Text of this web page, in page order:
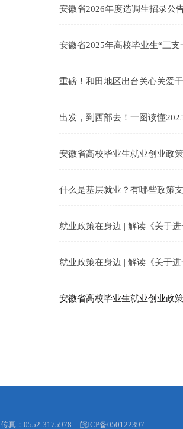
安徽省2026年度选调生招录公
安徽省2025年高校毕业生“三
重磅！和田地区出台关心关爱
出发，到西部去！一图读懂
安徽省高校毕业生就业创业政
什么是基层就业？有哪些政策
就业政策在身边 | 解读《关于
就业政策在身边 | 解读《关于
安徽省高校毕业生就业创业政策
传真：0552-3175978 皖ICP备050122397